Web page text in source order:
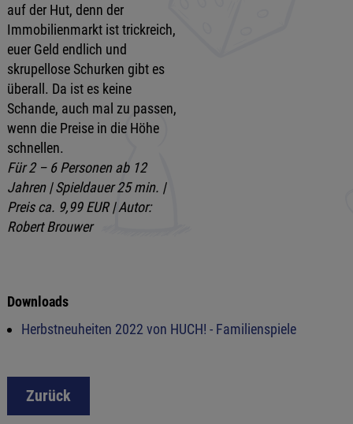
auf der Hut, denn der
Immobilienmarkt ist trickreich,
euer Geld endlich und
skrupellose Schurken gibt es
überall. Da ist es keine
Schande, auch mal zu passen,
wenn die Preise in die Höhe
schnellen.
Für 2 – 6 Personen ab 12
Jahren | Spieldauer 25 min. |
Preis ca. 9,99 EUR | Autor:
Robert Brouwer
Downloads
Herbstneuheiten 2022 von HUCH! - Familienspiele
Zurück